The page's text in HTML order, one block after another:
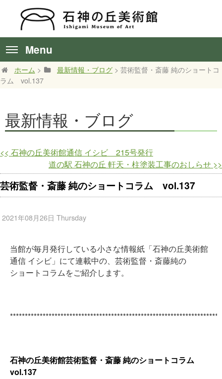
Menu
ホーム > 最新情報・ブログ > 芸術監督・斎藤 純のショートコ
ラム vol.137
最新情報・ブログ
<< 石神の丘美術館通信 イシビ 215号発行
道の駅 石神の丘 軒天・柱塗装工事のおしらせ >>
芸術監督・斎藤 純のショートコラム vol.137
2021年08月26日 Thursday
当館が毎月発行している小さな情報紙「石神の丘美術館
通信 イシビ」にて連載中の、芸術監督・斎藤純の
ショートコラムをご紹介します。
石神の丘美術館芸術監督・斎藤 純のショートコラム
vol.137